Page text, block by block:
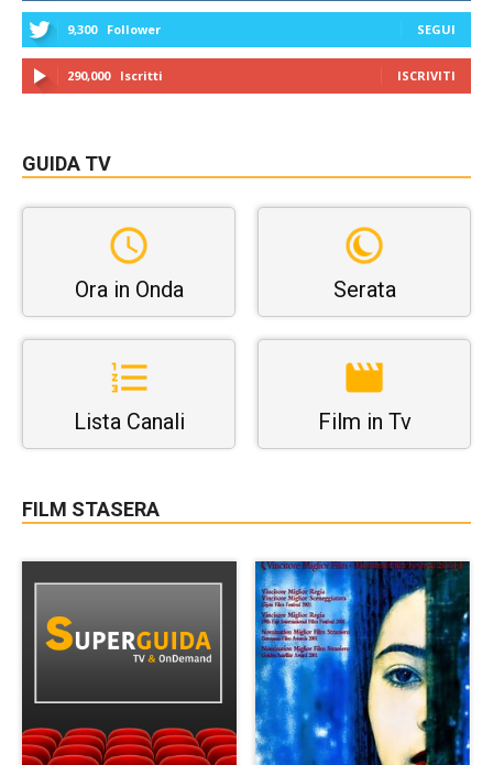
9,300 Follower SEGUI
290,000 Iscritti ISCRIVITI
GUIDA TV
Ora in Onda Serata
Lista Canali Film in Tv
FILM STASERA